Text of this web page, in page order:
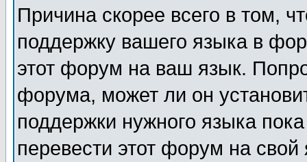
Причина скорее всего в том,
поддержку вашего языка в
этот форум на ваш язык.
форума, может ли он
поддержки нужного языка
перевести этот форум на